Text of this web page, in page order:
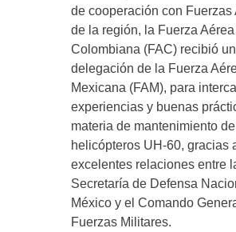
de cooperación con Fuerzas
de la región, la Fuerza Aérea
Colombiana (FAC) recibió
delegación de la Fuerza
Mexicana (FAM), para
experiencias y buenas
materia de mantenimiento
helicópteros UH-60, gracias
excelentes relaciones entre
Secretaría de Defensa
México y el Comando
Fuerzas Militares.